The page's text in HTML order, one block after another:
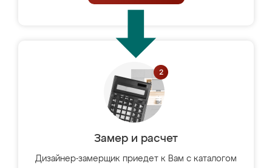
Замер и расчет
Дизайнер-замерщик приедет к Вам с каталогом